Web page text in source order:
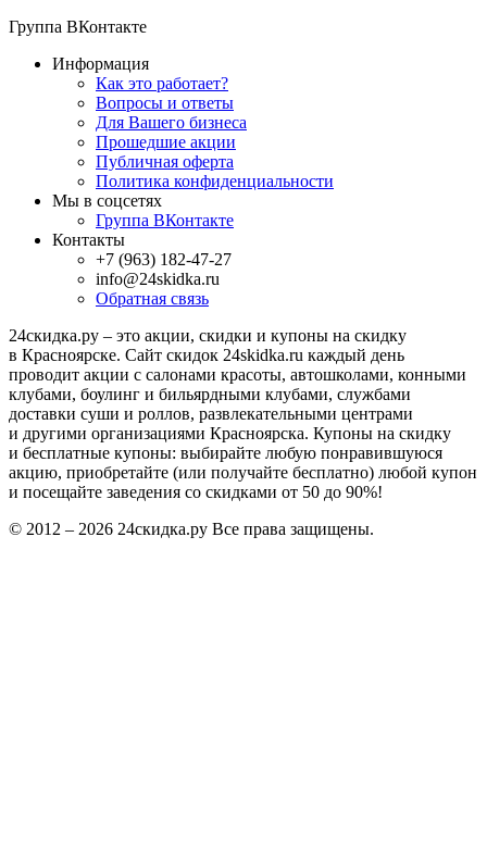
Группа ВКонтакте
Информация
Как это работает?
Вопросы и ответы
Для Вашего бизнеса
Прошедшие акции
Публичная оферта
Политика конфиденциальности
Мы в соцсетях
Группа ВКонтакте
Контакты
+7 (963) 182-47-27
info@24skidka.ru
Обратная связь
24скидка.ру – это акции, скидки и купоны на скидку
в Красноярске. Сайт скидок 24skidka.ru каждый день
проводит акции с салонами красоты, автошколами, конными
клубами, боулинг и бильярдными клубами, службами
доставки суши и роллов, развлекательными центрами
и другими организациями Красноярска. Купоны на скидку
и бесплатные купоны: выбирайте любую понравившуюся
акцию, приобретайте (или получайте бесплатно) любой купон
и посещайте заведения со скидками от 50 до 90%!
© 2012 – 2026 24скидка.ру Все права защищены.